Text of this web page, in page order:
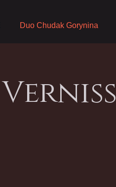
Duo Chudak Gorynina